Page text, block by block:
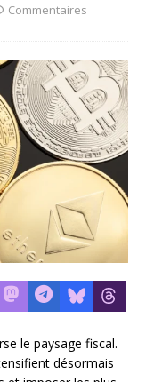
Commentaires
le paysage fiscal.
désormais